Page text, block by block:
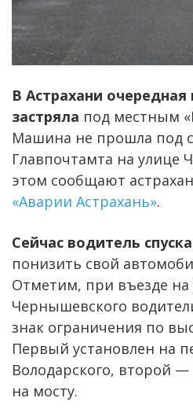
В Астрахани
застряла под местным
Машина не прошла под
Главпочтамта на улице
этом сообщают
«Аварии Астрахань».
Сейчас водитель
понизить свой
Отметим, при въезде на
Чернышевского
знак ограничения по
Первый установлен на
Володарского, второй
на мосту.